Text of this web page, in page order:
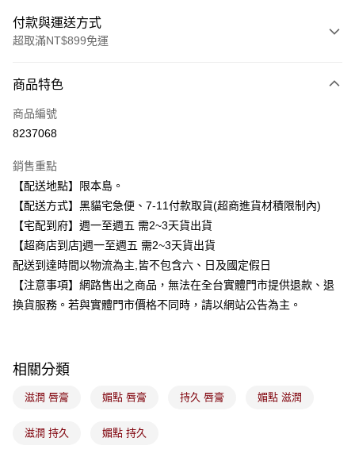
付款與運送方式
超取滿NT$899免運
信用卡一次付款
信用卡分期付款
合作金庫商業銀行
華南商業銀行
上海商業儲蓄銀行
台北富邦商業銀行
國泰世華商業銀行
兆豐國際商業銀行
臺灣中小企業銀行
台中商業銀行
匯豐（台灣）商業銀行
華泰商業銀行
聯邦商業銀行
遠東國際商業銀行
元大商業銀行
永豐商業銀行
玉山商業銀行
星展（台灣）商業銀行
超商取貨付款
LINE Pay
Apple Pay
街口支付
相關說明
1.本服務由台灣大哥大提供，台灣大哥大用戶可立即使用無須另外申請。
ATM付款
商品特色
商品編號
8237068
銷售重點
【配送地點】限本島。
【配送方式】黑貓宅急便、7-11付款取貨(超商進貨材積限制內)
【宅配到府】週一至週五 需2~3天貨出貨
【超商店到店]週一至週五 需2~3天貨出貨
配送到達時間以物流為主,皆不包含六、日及國定假日
【注意事項】網路售出之商品，無法在全台實體門市提供退款、退
換貨服務。若與實體門市價格不同時，請以網站公告為主。
相關分類
滋潤 唇膏 媚點 唇膏 持久 唇膏 媚點 滋潤
滋潤 持久 媚點 持久